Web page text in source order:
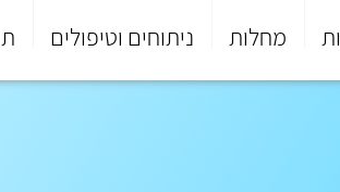
מחלות ניתוחים וטיפולים